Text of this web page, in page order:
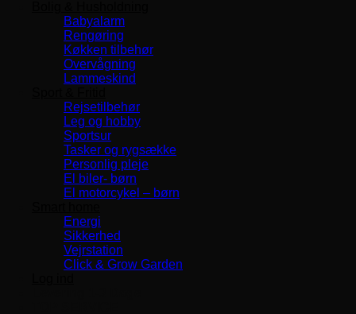
Babyalarm
Rengøring
Køkken tilbehør
Overvågning
Lammeskind
Rejsetilbehør
Leg og hobby
Sportsur
Tasker og rygsække
Personlig pleje
El biler- børn
El motorcykel – børn
Energi
Sikkerhed
Vejrstation
Click & Grow Garden